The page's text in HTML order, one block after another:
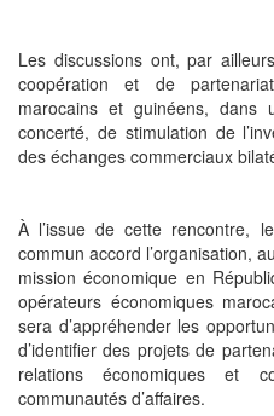
Les discussions ont, par
coopération et de
marocains et guinéens, dans
concerté, de stimulation de
des échanges commerciaux
À l’issue de cette rencontre,
commun accord l’organisation,
mission économique en
opérateurs économiques
sera d’appréhender les
d’identifier des projets de
relations économiques et
communautés d’affaires.